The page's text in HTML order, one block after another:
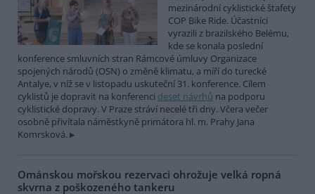
mezinárodní cyklistické štafety
COP Bike Ride. Účastníci
vyrazili z brazilského Belému,
kde se konala poslední
konference smluvních stran Rámcové úmluvy Organizace
spojených národů (OSN) o změně klimatu, a míří do turecké
Antalye, v níž se v listopadu uskuteční 31. konference. Cílem
cyklistů je dopravit na konferenci deset návrhů na podporu
cyklistické dopravy. V Praze stráví necelé tři dny. Včera večer
osobně přivítala náměstkyně primátora hl. m. Prahy Jana
Komrsková.
Ománskou mořskou rezervaci ohrožuje velká ropná
skvrna z poškozeného tankeru